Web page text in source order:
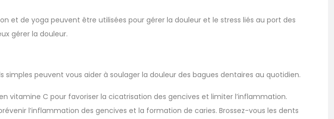
et de yoga peuvent être utilisées pour gérer la douleur et le stress liés au port des
gérer la douleur.
peuvent vous aider à soulager la douleur des bagues dentaires au quotidien.
vitamine C pour favoriser la cicatrisation des gencives et limiter l’inflammation.
l’inflammation des gencives et la formation de caries. Brossez-vous les dents